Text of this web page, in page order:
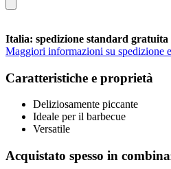
Italia: spedizione standard gratuita
Maggiori informazioni su spedizione
Caratteristiche e proprietà
Deliziosamente piccante
Ideale per il barbecue
Versatile
Acquistato spesso in